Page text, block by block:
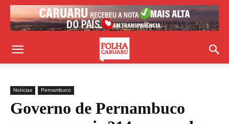
Notícias Pernambuco
Governo de Pernambuco